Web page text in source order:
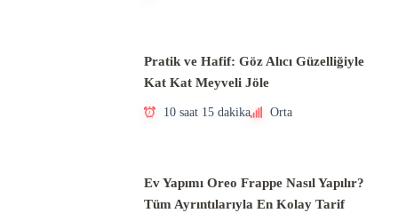
Pratik ve Hafif: Göz Alıcı Güzelliğiyle
Kat Kat Meyveli Jöle
10 saat 15 dakika Orta
Ev Yapımı Oreo Frappe Nasıl Yapılır?
Tüm Ayrıntılarıyla En Kolay Tarif